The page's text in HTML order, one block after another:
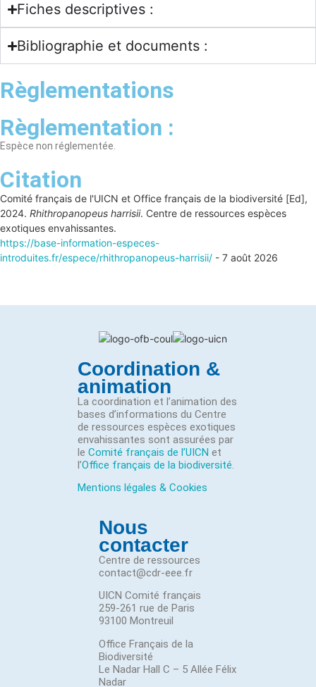
Fiches descriptives :
Bibliographie et documents :
Règlementations
Règlementation :
Espèce non réglementée.
Citation
Comité français de l'UICN et Office français de la biodiversité [Ed],
2024. Rhithropanopeus harrisii. Centre de ressources espèces
exotiques envahissantes.
https://base-information-especes-
introduites.fr/espece/rhithropanopeus-harrisii/ - 7 août 2026
Coordination &
animation
La coordination et l’animation des
bases d’informations du Centre
de ressources espèces exotiques
envahissantes sont assurées par
le Comité français de l’UICN et
l’Office français de la biodiversité.
Mentions légales & Cookies
Nous
contacter
Centre de ressources
contact@cdr-eee.fr
UICN Comité français
259-261 rue de Paris
93100 Montreuil
Office Français de la
Biodiversité
Le Nadar Hall C – 5 Allée Félix
Nadar